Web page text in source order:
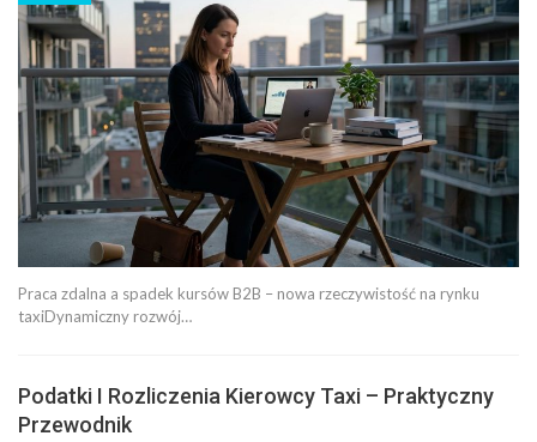
Praca zdalna a spadek kursów B2B – nowa rzeczywistość na rynku
taxiDynamiczny rozwój…
Podatki I Rozliczenia Kierowcy Taxi – Praktyczny
Przewodnik